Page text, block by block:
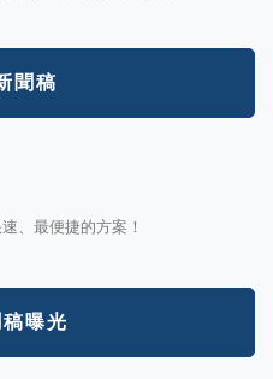
聞稿
、最便捷的方案！
曝光